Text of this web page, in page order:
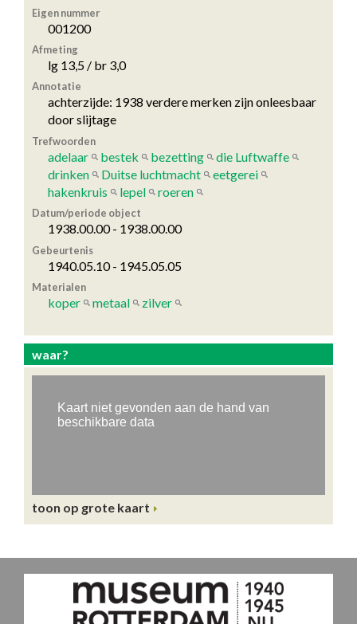
Eigen nummer
001200
Afmeting
lg 13,5 / br 3,0
Annotatie
achterzijde: 1938 verdere merken zijn onleesbaar
door slijtage
Trefwoorden
adelaar bestek bezetting
die Luftwaffe
drinken
Duitse luchtmacht
eetgerei
hakenkruis
lepel roeren
Datum/periode object
1938.00.00 - 1938.00.00
Gebeurtenis
1940.05.10 - 1945.05.05
Materialen
koper metaal zilver
waar?
toon op grote kaart